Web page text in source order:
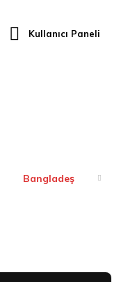
Kullanıcı Paneli
Bangladeş